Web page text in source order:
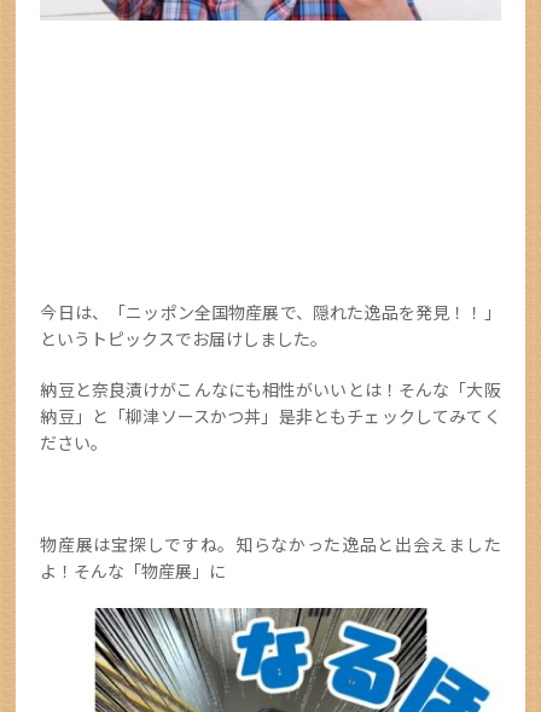
今日は、「ニッポン全国物産展で、隠れた逸品を発見！！」
というトピックスでお届けしました。
納豆と奈良漬けがこんなにも相性がいいとは！そんな「大阪
納豆」と「柳津ソースかつ丼」是非ともチェックしてみてく
ださい。
物産展は宝探しですね。知らなかった逸品と出会えました
よ！そんな「物産展」に